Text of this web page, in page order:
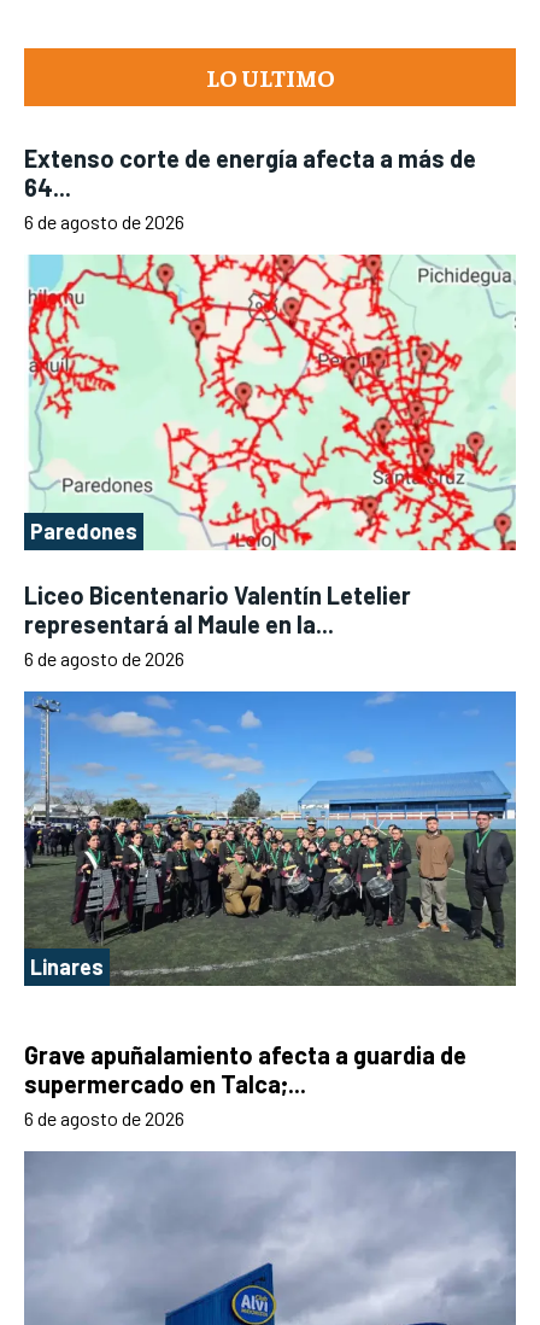
LO ULTIMO
Extenso corte de energía afecta a más de
64...
6 de agosto de 2026
Paredones
Liceo Bicentenario Valentín Letelier
representará al Maule en la...
6 de agosto de 2026
Linares
Grave apuñalamiento afecta a guardia de
supermercado en Talca;...
6 de agosto de 2026